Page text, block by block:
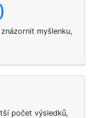
myšlenku,
počet výsledků,